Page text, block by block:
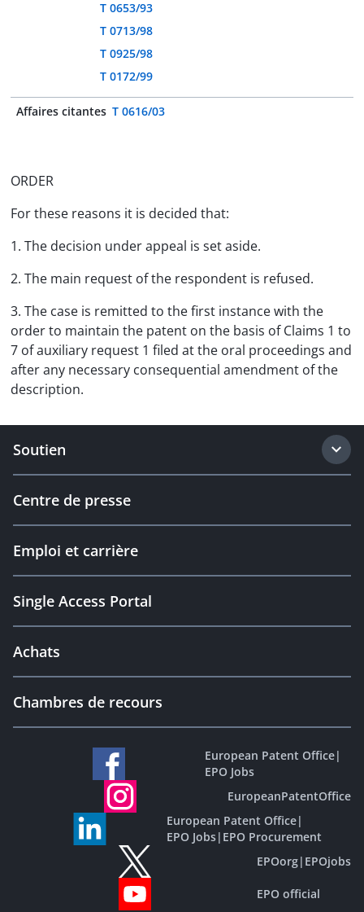
T 0653/93
T 0713/98
T 0925/98
T 0172/99
Affaires citantes T 0616/03
ORDER
For these reasons it is decided that:
1. The decision under appeal is set aside.
2. The main request of the respondent is refused.
3. The case is remitted to the first instance with the
order to maintain the patent on the basis of Claims 1 to
7 of auxiliary request 1 filed at the oral proceedings and
after any necessary consequential amendment of the
description.
Soutien
Centre de presse
Emploi et carrière
Single Access Portal
Achats
Chambres de recours
European Patent Office|
EPO Jobs
EuropeanPatentOffice
European Patent Office|
EPO Jobs| EPO Procurement
EPOorg| EPOjobs
EPO official